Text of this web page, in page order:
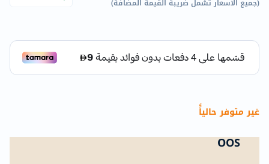
(جميع الأسعار تشمل ضريبة القيمة المضافة)
غير متوفر حالياًً
OOS